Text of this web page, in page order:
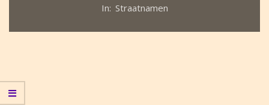
In: Straatnamen